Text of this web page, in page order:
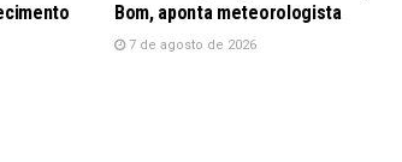
Bom, aponta meteorologista
7 de agosto de 2026